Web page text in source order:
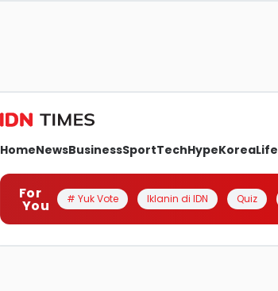
HomeNewsBusinessSportTechHypeKoreaLife
For
You # Yuk Vote Iklanin di IDN Quiz